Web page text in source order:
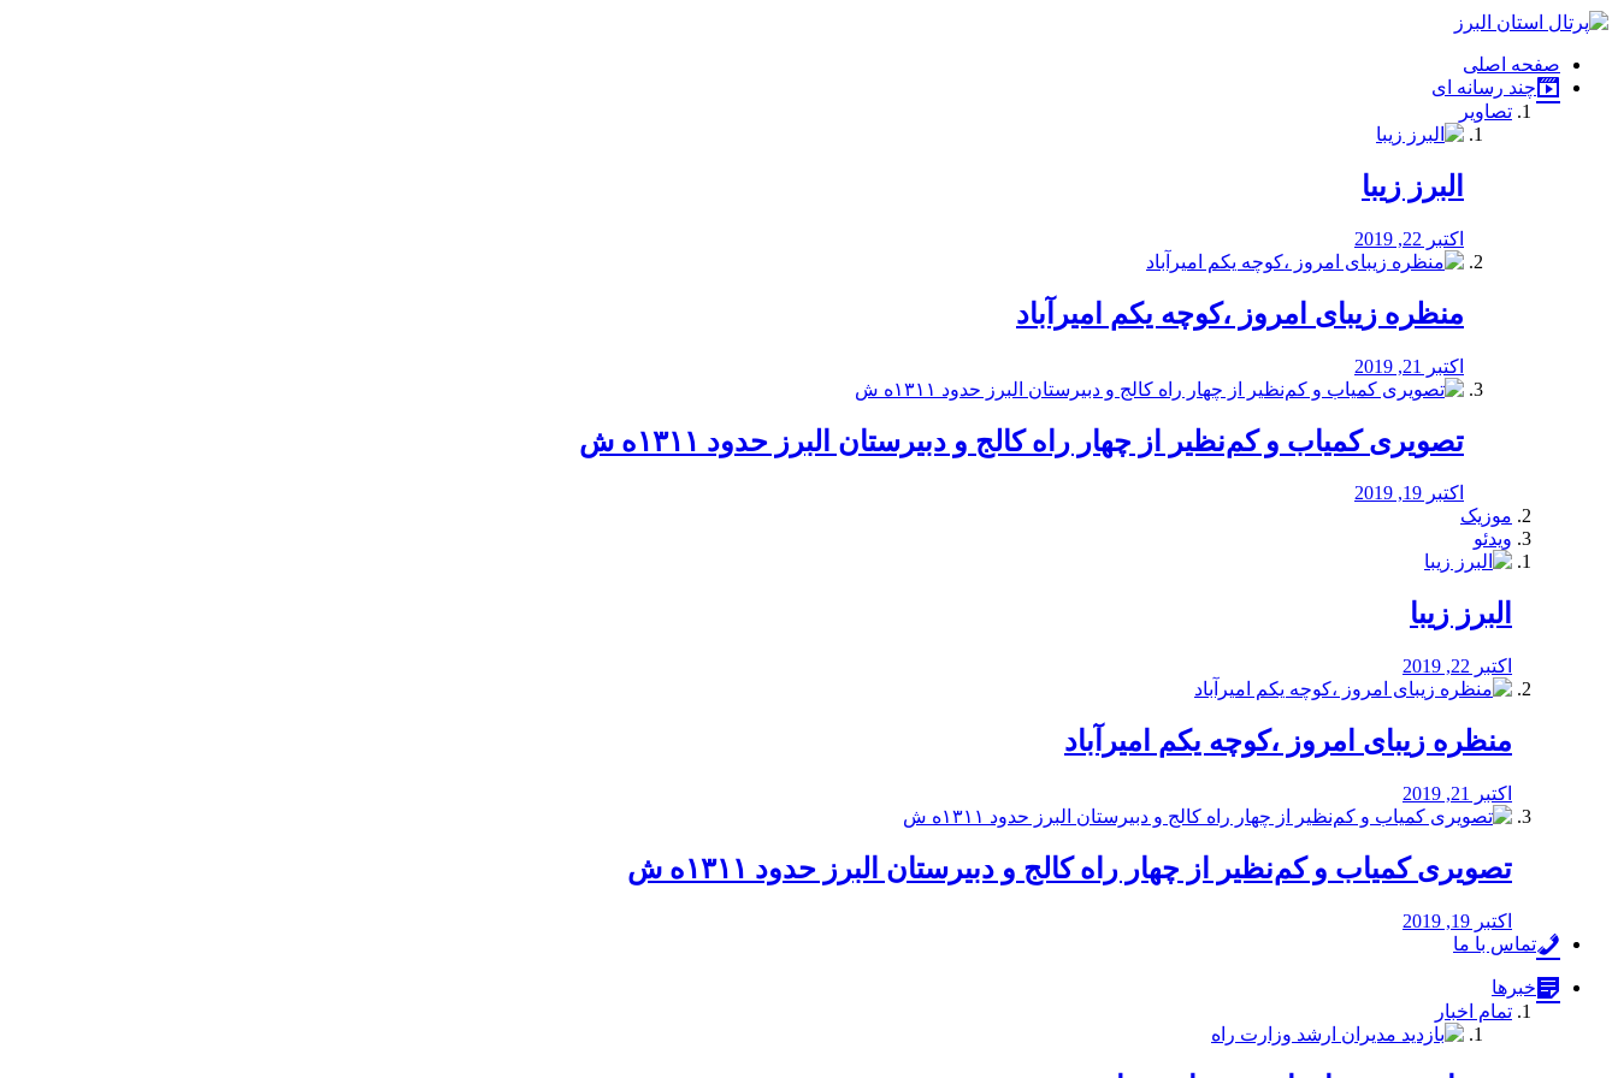
فصد
شرق
تهران
خشکشویی
صفحه اصلی
چند رسانه ای
تصاویر
البرز زیبا
اکتبر 22, 2019
منظره‌‌ زیبای امروز ،کوچه یکم امیرآباد
اکتبر 21, 2019
️تصویری کمیاب و کم‌نظیر از چهار راه كالج و دبيرستان البرز حدود ۱۳۱۱ه ش
اکتبر 19, 2019
موزیک
ویدئو
البرز زیبا
اکتبر 22, 2019
منظره‌‌ زیبای امروز ،کوچه یکم امیرآباد
اکتبر 21, 2019
️تصویری کمیاب و کم‌نظیر از چهار راه كالج و دبيرستان البرز حدود ۱۳۱۱ه ش
اکتبر 19, 2019
تماس با ما
خبرها
تمام اخبار